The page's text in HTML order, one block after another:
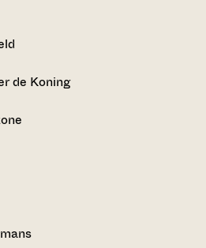
de Koning